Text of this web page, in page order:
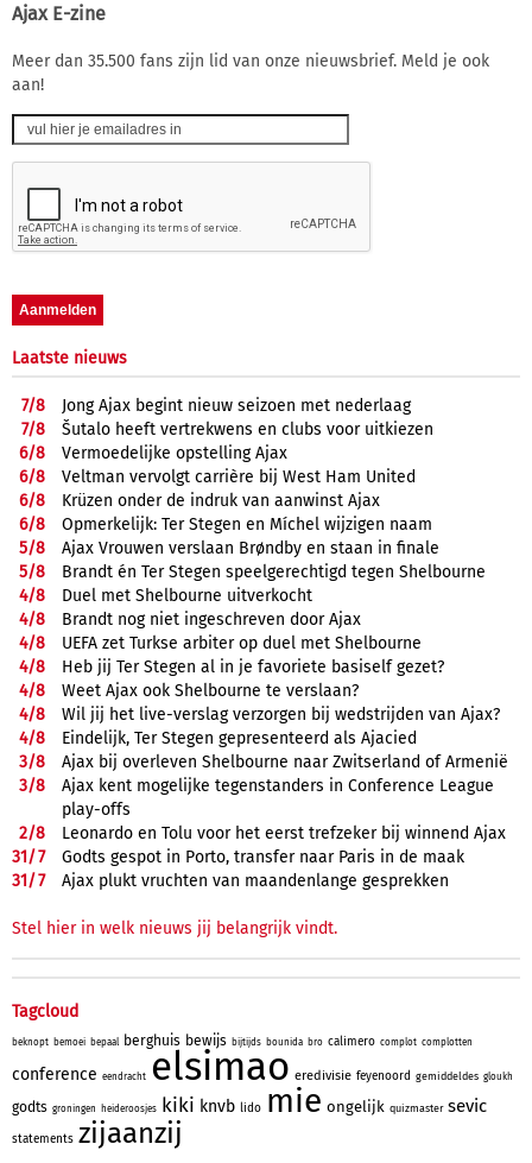
Ajax E-zine
Meer dan 35.500 fans zijn lid van onze nieuwsbrief. Meld je ook
aan!
Laatste nieuws
7/8
Jong Ajax begint nieuw seizoen met nederlaag
7/8
Šutalo heeft vertrekwens en clubs voor uitkiezen
6/8
Vermoedelijke opstelling Ajax
6/8
Veltman vervolgt carrière bij West Ham United
6/8
Krüzen onder de indruk van aanwinst Ajax
6/8
Opmerkelijk: Ter Stegen en Míchel wijzigen naam
5/8
Ajax Vrouwen verslaan Brøndby en staan in finale
5/8
Brandt én Ter Stegen speelgerechtigd tegen Shelbourne
4/8
Duel met Shelbourne uitverkocht
4/8
Brandt nog niet ingeschreven door Ajax
4/8
UEFA zet Turkse arbiter op duel met Shelbourne
4/8
Heb jij Ter Stegen al in je favoriete basiself gezet?
4/8
Weet Ajax ook Shelbourne te verslaan?
4/8
Wil jij het live-verslag verzorgen bij wedstrijden van Ajax?
4/8
Eindelijk, Ter Stegen gepresenteerd als Ajacied
3/8
Ajax bij overleven Shelbourne naar Zwitserland of Armenië
3/8
Ajax kent mogelijke tegenstanders in Conference League
play-offs
2/8
Leonardo en Tolu voor het eerst trefzeker bij winnend Ajax
31/7
Godts gespot in Porto, transfer naar Paris in de maak
31/7 Ajax plukt vruchten van maandenlange gesprekken
Stel hier in welk nieuws jij belangrijk vindt.
Tagcloud
beknopt bemoei bepaal berghuis bewijs bijtijds bounida bro calimero complot complotten
conference eendracht elsimao eredivisie feyenoord gemiddeldes gloukh
godts groningen heideroosjes kiki knvb lido mie ongelijk quizmaster sevic
statements zijaanzij